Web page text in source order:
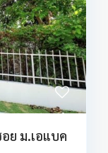
ย ม.เอแบค